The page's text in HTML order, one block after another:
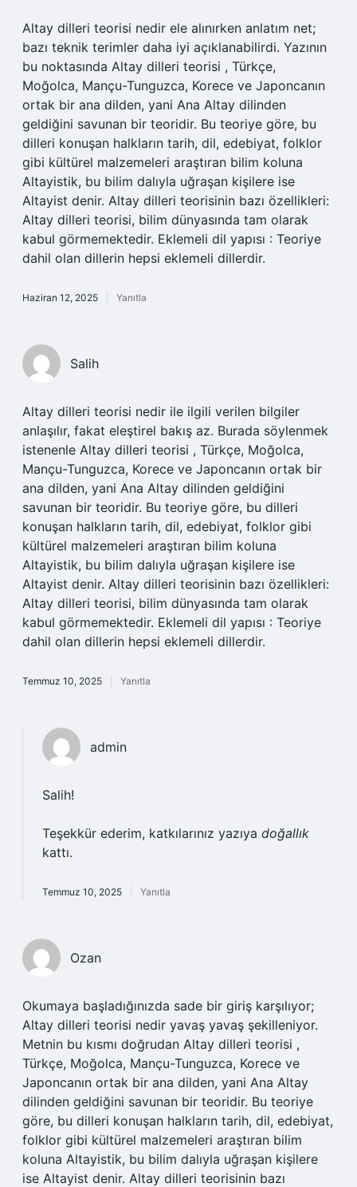
Altay dilleri teorisi nedir ele alınırken anlatım net;
bazı teknik terimler daha iyi açıklanabilirdi. Yazının
bu noktasında Altay dilleri teorisi , Türkçe,
Moğolca, Mançu-Tunguzca, Korece ve Japoncanın
ortak bir ana dilden, yani Ana Altay dilinden
geldiğini savunan bir teoridir. Bu teoriye göre, bu
dilleri konuşan halkların tarih, dil, edebiyat, folklor
gibi kültürel malzemeleri araştıran bilim koluna
Altayistik, bu bilim dalıyla uğraşan kişilere ise
Altayist denir. Altay dilleri teorisinin bazı özellikleri:
Altay dilleri teorisi, bilim dünyasında tam olarak
kabul görmemektedir. Eklemeli dil yapısı : Teoriye
dahil olan dillerin hepsi eklemeli dillerdir.
Haziran 12, 2025 Yanıtla
Salih
Altay dilleri teorisi nedir ile ilgili verilen bilgiler
anlaşılır, fakat eleştirel bakış az. Burada söylenmek
istenenle Altay dilleri teorisi , Türkçe, Moğolca,
Mançu-Tunguzca, Korece ve Japoncanın ortak bir
ana dilden, yani Ana Altay dilinden geldiğini
savunan bir teoridir. Bu teoriye göre, bu dilleri
konuşan halkların tarih, dil, edebiyat, folklor gibi
kültürel malzemeleri araştıran bilim koluna
Altayistik, bu bilim dalıyla uğraşan kişilere ise
Altayist denir. Altay dilleri teorisinin bazı özellikleri:
Altay dilleri teorisi, bilim dünyasında tam olarak
kabul görmemektedir. Eklemeli dil yapısı : Teoriye
dahil olan dillerin hepsi eklemeli dillerdir.
Temmuz 10, 2025 Yanıtla
admin
Salih!
Teşekkür ederim, katkılarınız yazıya doğallık
kattı.
Temmuz 10, 2025 Yanıtla
Ozan
Okumaya başladığınızda sade bir giriş karşılıyor;
Altay dilleri teorisi nedir yavaş yavaş şekilleniyor.
Metnin bu kısmı doğrudan Altay dilleri teorisi ,
Türkçe, Moğolca, Mançu-Tunguzca, Korece ve
Japoncanın ortak bir ana dilden, yani Ana Altay
dilinden geldiğini savunan bir teoridir. Bu teoriye
göre, bu dilleri konuşan halkların tarih, dil, edebiyat,
folklor gibi kültürel malzemeleri araştıran bilim
koluna Altayistik, bu bilim dalıyla uğraşan kişilere
ise Altayist denir. Altay dilleri teorisinin bazı